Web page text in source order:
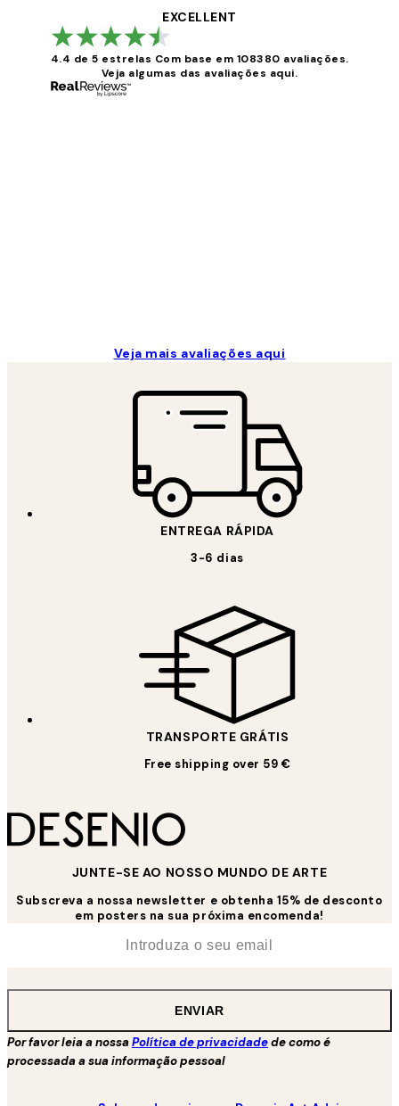
EXCELLENT
4.4 de 5 estrelas Com base em 108380 avaliações.
Veja algumas das avaliações aqui.
Veja mais avaliações aqui
ENTREGA RÁPIDA
3-6 dias
TRANSPORTE GRÁTIS
Free shipping over 59 €
JUNTE-SE AO NOSSO MUNDO DE ARTE
Subscreva a nossa newsletter e obtenha 15% de desconto
em posters na sua próxima encomenda!
ENVIAR
Por favor leia a nossaPolítica de privacidadede como é
processada a sua informação pessoal